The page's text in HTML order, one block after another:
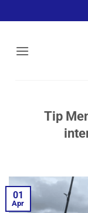
to
Tip
01
Apr